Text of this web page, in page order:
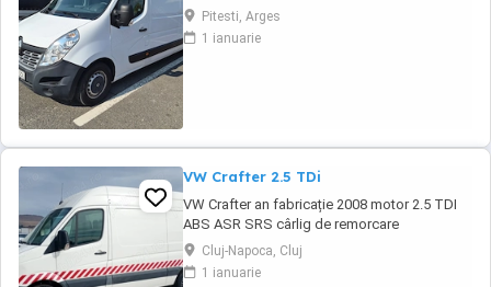
AUTOUTILITARA N1 CAROSERIE BB FURGON
PUTERE KW 96 TIP COMBUSTIBIL
MOTORINA NORMA DE POLUARE CE EURO 6
Pitesti, Arges
1 ianuarie
VW Crafter 2.5 TDi
VW Crafter an fabricație 2008 motor 2.5 TDI
ABS ASR SRS cârlig de remorcare
Cluj-Napoca, Cluj
1 ianuarie